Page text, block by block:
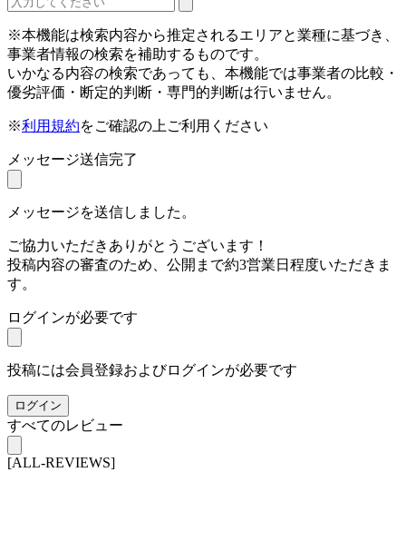
※本機能は検索内容から推定されるエリアと業種に基づき、
事業者情報の検索を補助するものです。
いかなる内容の検索であっても、本機能では事業者の比較・
優劣評価・断定的判断・専門的判断は行いません。
※利用規約をご確認の上ご利用ください
メッセージ送信完了
メッセージを送信しました。
ご協力いただきありがとうございます！
投稿内容の審査のため、公開まで約3営業日程度いただきま
す。
ログインが必要です
投稿には会員登録およびログインが必要です
ログイン
すべてのレビュー
[ALL-REVIEWS]